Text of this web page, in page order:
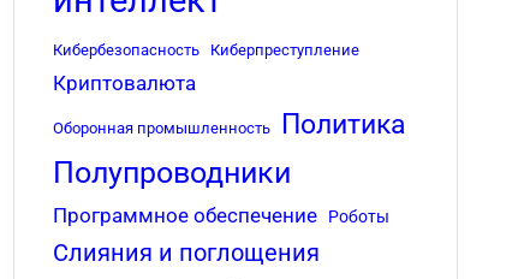
Кибербезопасность Киберпреступление
Криптовалюта
Оборонная промышленность Политика
Полупроводники
Программное обеспечение Роботы
Слияния и поглощения